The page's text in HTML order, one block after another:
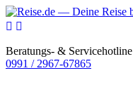
Beratungs- & Servicehotline
0991 / 2967-67865